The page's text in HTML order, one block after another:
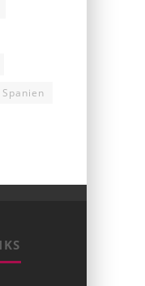
Spanien